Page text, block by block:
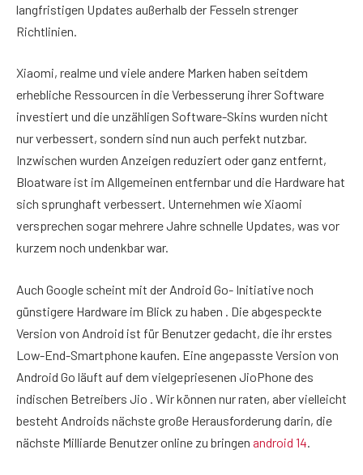
langfristigen Updates außerhalb der Fesseln strenger
Richtlinien.
Xiaomi, realme und viele andere Marken haben seitdem
erhebliche Ressourcen in die Verbesserung ihrer Software
investiert und die unzähligen Software-Skins wurden nicht
nur verbessert, sondern sind nun auch perfekt nutzbar.
Inzwischen wurden Anzeigen reduziert oder ganz entfernt,
Bloatware ist im Allgemeinen entfernbar und die Hardware hat
sich sprunghaft verbessert. Unternehmen wie Xiaomi
versprechen sogar mehrere Jahre schnelle Updates, was vor
kurzem noch undenkbar war.
Auch Google scheint mit der Android Go- Initiative noch
günstigere Hardware im Blick zu haben . Die abgespeckte
Version von Android ist für Benutzer gedacht, die ihr erstes
Low-End-Smartphone kaufen. Eine angepasste Version von
Android Go läuft auf dem vielgepriesenen JioPhone des
indischen Betreibers Jio . Wir können nur raten, aber vielleicht
besteht Androids nächste große Herausforderung darin, die
nächste Milliarde Benutzer online zu bringen android 14